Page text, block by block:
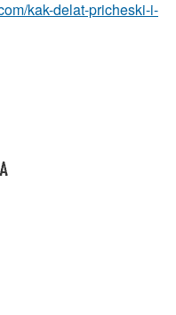
kak-delat-pricheski-i-